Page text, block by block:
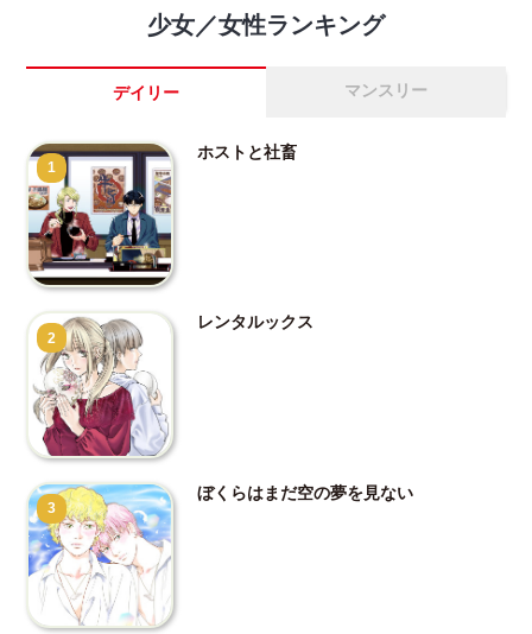
少女／女性ランキング
デイリー マンスリー
1
ホストと社畜
2
レンタルックス
3
ぼくらはまだ空の夢を見ない